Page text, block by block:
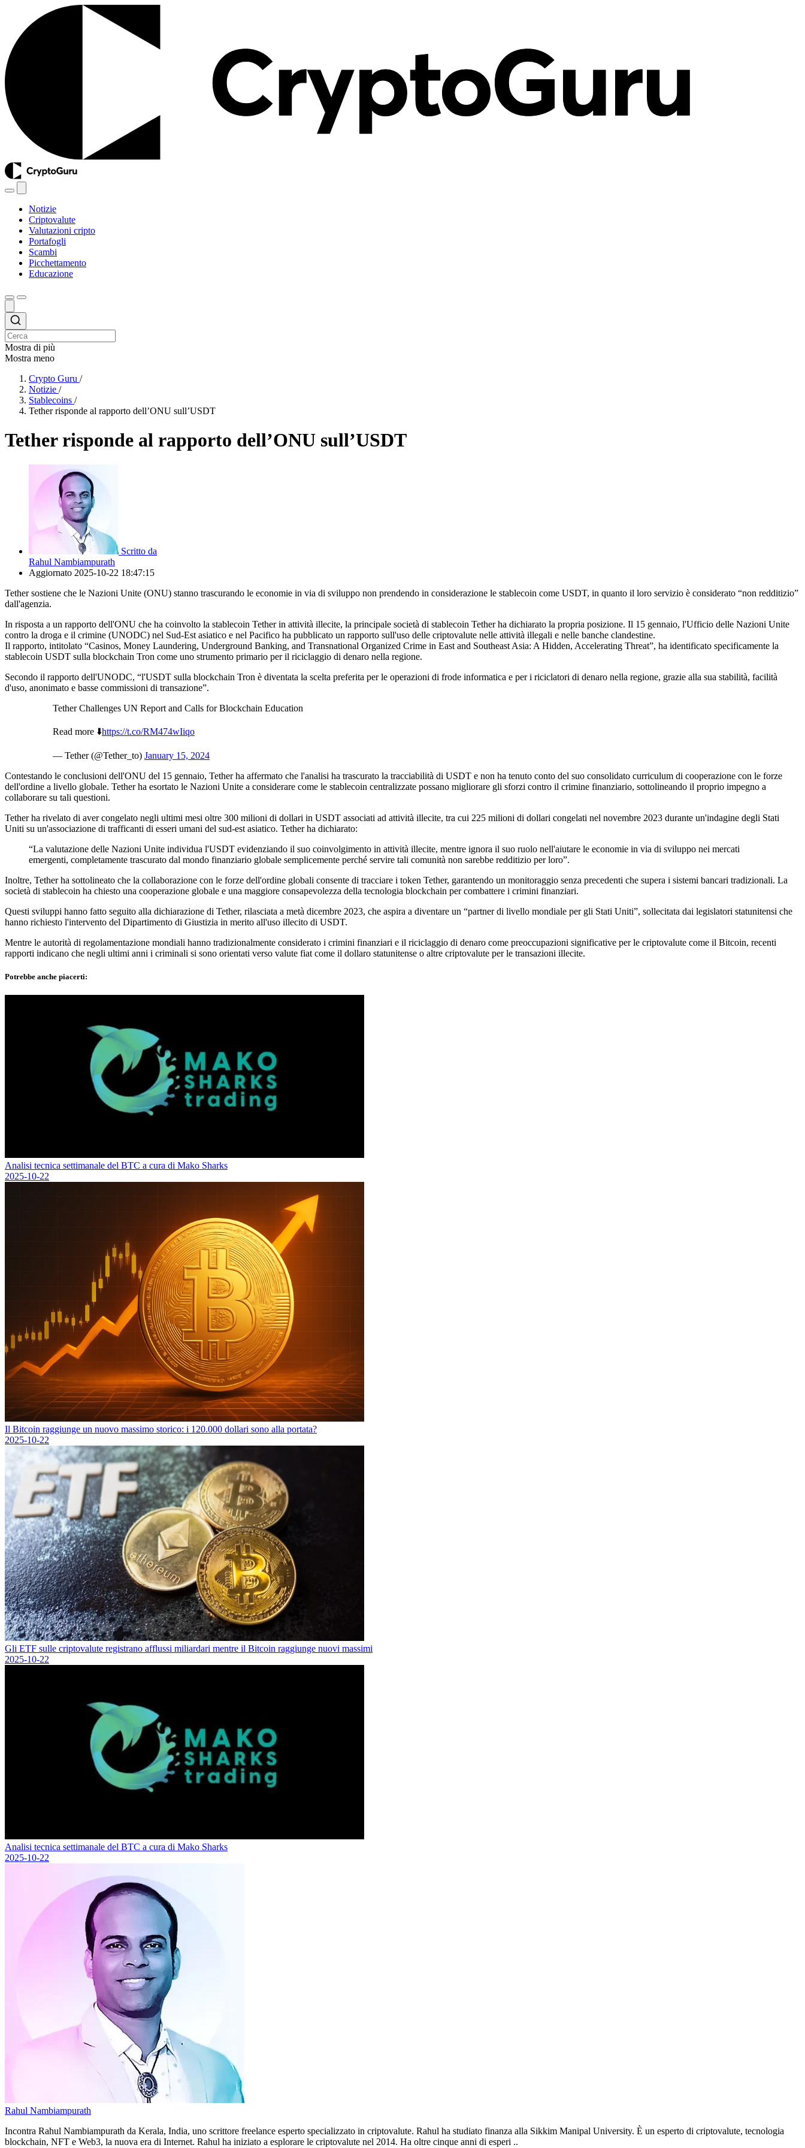
Notizie
Criptovalute
Valutazioni cripto
Portafogli
Scambi
Picchettamento
Educazione
Mostra di più
Mostra meno
Crypto Guru /
Notizie /
Stablecoins /
Tether risponde al rapporto dell’ONU sull’USDT
Tether risponde al rapporto dell’ONU sull’USDT
Scritto da
Rahul Nambiampurath
Aggiornato 2025-10-22 18:47:15
Tether sostiene che le Nazioni Unite (ONU) stanno trascurando le economie in via di sviluppo non prendendo in considerazione le stablecoin come USDT, in quanto il loro servizio è considerato “non redditizio”
dall'agenzia.
In risposta a un rapporto dell'ONU che ha coinvolto la stablecoin Tether in attività illecite, la principale società di stablecoin Tether ha dichiarato la propria posizione. Il 15 gennaio, l'Ufficio delle Nazioni Unite
contro la droga e il crimine (UNODC) nel Sud-Est asiatico e nel Pacifico ha pubblicato un rapporto sull'uso delle criptovalute nelle attività illegali e nelle banche clandestine.
Il rapporto, intitolato “Casinos, Money Laundering, Underground Banking, and Transnational Organized Crime in East and Southeast Asia: A Hidden, Accelerating Threat”, ha identificato specificamente la
stablecoin USDT sulla blockchain Tron come uno strumento primario per il riciclaggio di denaro nella regione.
Secondo il rapporto dell'UNODC, “l'USDT sulla blockchain Tron è diventata la scelta preferita per le operazioni di frode informatica e per i riciclatori di denaro nella regione, grazie alla sua stabilità, facilità
d'uso, anonimato e basse commissioni di transazione”.
Tether Challenges UN Report and Calls for Blockchain Education
Read more ⬇️https://t.co/RM474wIiqo
— Tether (@Tether_to) January 15, 2024
Contestando le conclusioni dell'ONU del 15 gennaio, Tether ha affermato che l'analisi ha trascurato la tracciabilità di USDT e non ha tenuto conto del suo consolidato curriculum di cooperazione con le forze
dell'ordine a livello globale. Tether ha esortato le Nazioni Unite a considerare come le stablecoin centralizzate possano migliorare gli sforzi contro il crimine finanziario, sottolineando il proprio impegno a
collaborare su tali questioni.
Tether ha rivelato di aver congelato negli ultimi mesi oltre 300 milioni di dollari in USDT associati ad attività illecite, tra cui 225 milioni di dollari congelati nel novembre 2023 durante un'indagine degli Stati
Uniti su un'associazione di trafficanti di esseri umani del sud-est asiatico. Tether ha dichiarato:
“La valutazione delle Nazioni Unite individua l'USDT evidenziando il suo coinvolgimento in attività illecite, mentre ignora il suo ruolo nell'aiutare le economie in via di sviluppo nei mercati
emergenti, completamente trascurato dal mondo finanziario globale semplicemente perché servire tali comunità non sarebbe redditizio per loro”.
Inoltre, Tether ha sottolineato che la collaborazione con le forze dell'ordine globali consente di tracciare i token Tether, garantendo un monitoraggio senza precedenti che supera i sistemi bancari tradizionali. La
società di stablecoin ha chiesto una cooperazione globale e una maggiore consapevolezza della tecnologia blockchain per combattere i crimini finanziari.
Questi sviluppi hanno fatto seguito alla dichiarazione di Tether, rilasciata a metà dicembre 2023, che aspira a diventare un “partner di livello mondiale per gli Stati Uniti”, sollecitata dai legislatori statunitensi che
hanno richiesto l'intervento del Dipartimento di Giustizia in merito all'uso illecito di USDT.
Mentre le autorità di regolamentazione mondiali hanno tradizionalmente considerato i crimini finanziari e il riciclaggio di denaro come preoccupazioni significative per le criptovalute come il Bitcoin, recenti
rapporti indicano che negli ultimi anni i criminali si sono orientati verso valute fiat come il dollaro statunitense o altre criptovalute per le transazioni illecite.
Potrebbe anche piacerti:
Analisi tecnica settimanale del BTC a cura di Mako Sharks
2025-10-22
Il Bitcoin raggiunge un nuovo massimo storico: i 120.000 dollari sono alla portata?
2025-10-22
Gli ETF sulle criptovalute registrano afflussi miliardari mentre il Bitcoin raggiunge nuovi massimi
2025-10-22
Analisi tecnica settimanale del BTC a cura di Mako Sharks
2025-10-22
Rahul Nambiampurath
Incontra Rahul Nambiampurath da Kerala, India, uno scrittore freelance esperto specializzato in criptovalute. Rahul ha studiato finanza alla Sikkim Manipal University. È un esperto di criptovalute, tecnologia
blockchain, NFT e Web3, la nuova era di Internet. Rahul ha iniziato a esplorare le criptovalute nel 2014. Ha oltre cinque anni di esperi ..